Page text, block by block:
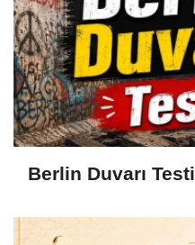
Berlin Duvarı Testi